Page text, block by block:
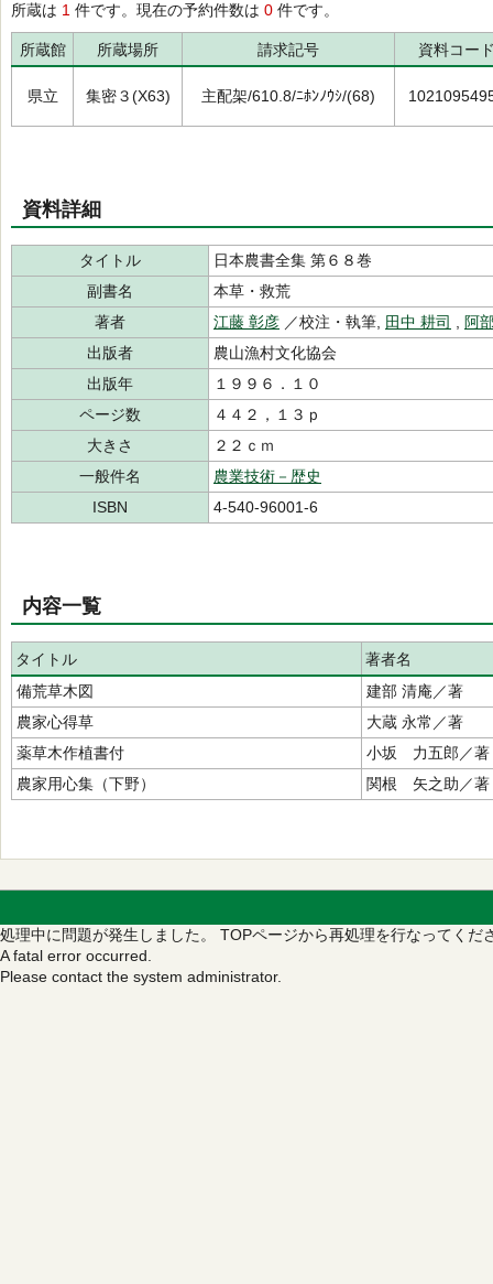
所蔵は 1 件です。現在の予約件数は 0 件です。
所蔵館 所蔵場所 請求記号 資料コー
県立 集密３(X63) 主配架/610.8/ﾆﾎﾝﾉｳｼ/(68)
資料詳細
タイトル
日本農書全集 第６８巻
副書名
本草・救荒
著者
江藤 彰彦 ／校注・執筆, 田中 耕司
阿
出版者
農山漁村文化協会
出版年
１９９６．１０
ページ数
４４２，１３ｐ
大きさ
２２ｃｍ
一般件名
農業技術－歴史
ISBN
4-540-96001-6
内容一覧
タイトル
著者名
備荒草木図
建部 清庵／著
農家心得草
大蔵 永常／著
薬草木作植書付
小坂 力五郎／著
農家用心集（下野）
関根 矢之助／著
処理中に問題が発生しました。 TOPページから再処理を行なってくだ
A fatal error occurred.
Please contact the system administrator.